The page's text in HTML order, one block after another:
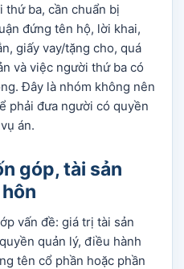
thứ ba, cần chuẩn bị
đứng tên hộ, lời khai,
giấy vay/tặng cho, quá
và việc người thứ ba có
Đây là nhóm không nên
phải đưa người có quyền
án.
góp, tài sản
vấn đề: giá trị tài sản
quản lý, điều hành
tên cổ phần hoặc phần